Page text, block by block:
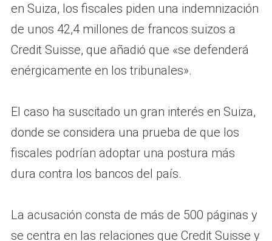
en Suiza, los fiscales piden una indemnización
de unos 42,4 millones de francos suizos a
Credit Suisse, que añadió que «se defenderá
enérgicamente en los tribunales».
El caso ha suscitado un gran interés en Suiza,
donde se considera una prueba de que los
fiscales podrían adoptar una postura más
dura contra los bancos del país.
La acusación consta de más de 500 páginas y
se centra en las relaciones que Credit Suisse y